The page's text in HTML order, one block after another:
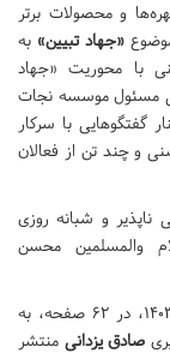
و محصولات برتر
موضوع«جهاد تبیین» به
با محوریت «جهاد
مسئول موسسه نجات
گفتگوهایی با سرکار
و چند تن از فعالان
و شبانه روزی
والمسلمین محسن
، دی‌ماه 1403، در 62 صفحه، به
صادق یزدانی منتشر